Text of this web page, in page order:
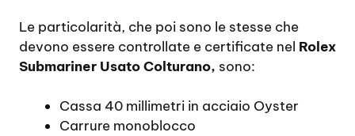
Le particolarità, che poi sono le stesse che
devono essere controllate e certificate nel Rolex
Submariner Usato Colturano, sono:
Cassa 40 millimetri in acciaio Oyster
Carrure monoblocco